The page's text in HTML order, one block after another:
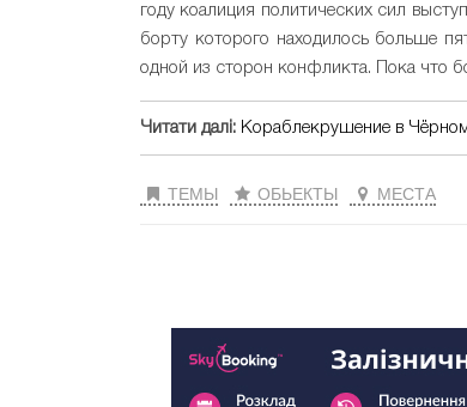
году коалиция политических сил
борту которого находилось больше
одной из сторон конфликта. Пока что
Читати далі: Кораблекрушение в
ТЕМЫ ОБЬЕКТЫ МЕСТА